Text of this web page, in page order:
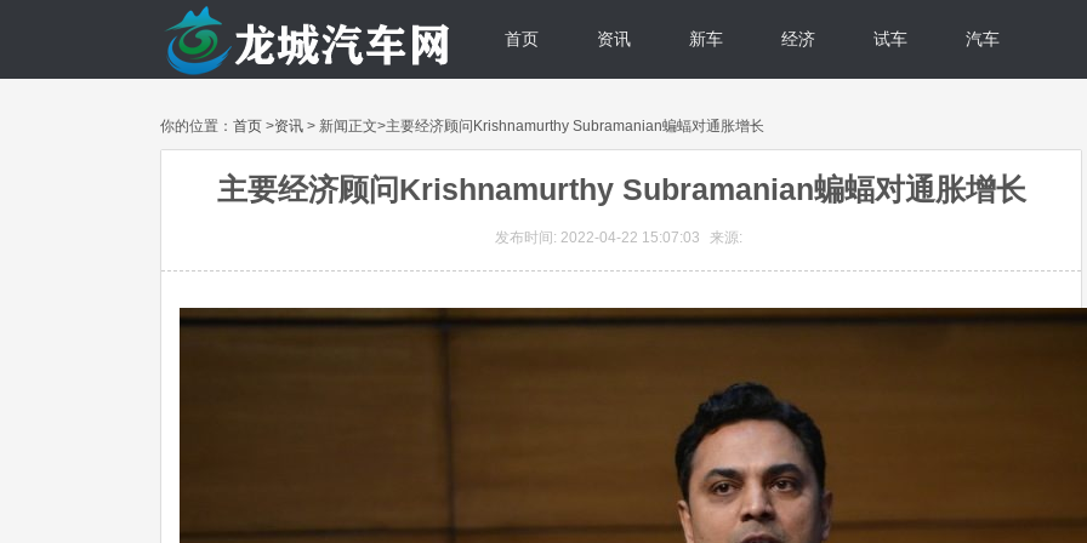
首页 资讯 新车 经济 试车 汽车
你的位置： 首页 >资讯 > 新闻正文>主要经济顾问Krishnamurthy Subramanian蝙蝠对通胀增长
主要经济顾问Krishnamurthy Subramanian蝙蝠对通胀增长
发布时间: 2022-04-22 15:07:03 来源: